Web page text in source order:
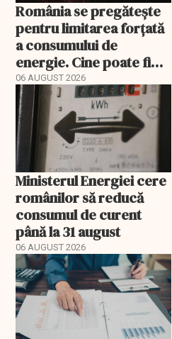
România se pregătește
pentru limitarea forțată
a consumului de
energie. Cine poate fi
deconectat
06 AUGUST 2026
Ministerul Energiei cere
românilor să reducă
consumul de curent
până la 31 august
06 AUGUST 2026